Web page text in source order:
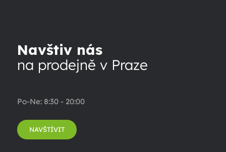
Navštiv nás
na prodejně v Praze
Po-Ne: 8:30 - 20:00
NAVŠTÍVIT